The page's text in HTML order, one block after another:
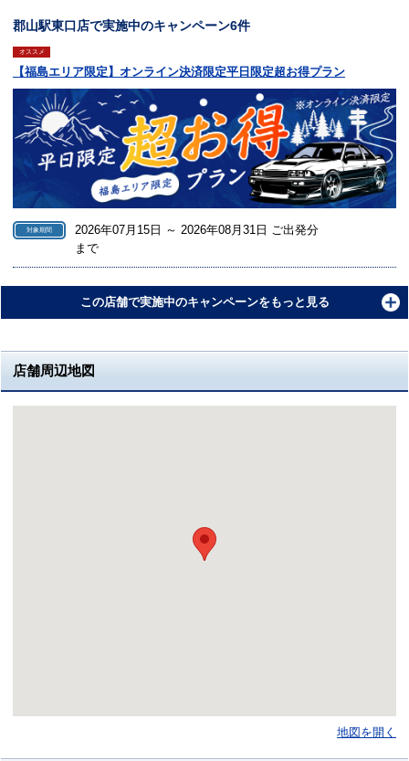
郡山駅東口店で実施中のキャンペーン6件
オススメ
【福島エリア限定】オンライン決済限定平日限定超お得プラン
対象期間
2026年07月15日 ～ 2026年08月31日 ご出発分
まで
この店舗で実施中のキャンペーンをもっと見る
店舗周辺地図
地図を開く